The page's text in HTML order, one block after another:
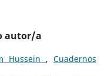
autor/a
Hussein ,Cuadernos